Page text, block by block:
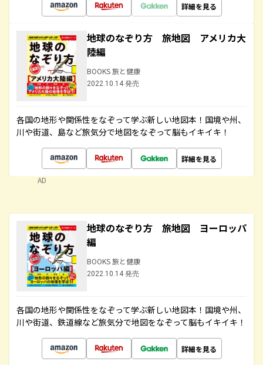
詳細を見る
地球のなぞり方 旅地図 アメリカ大
陸編
BOOKS 旅と健康
2022.10.14 発売
各国の地形や関係性をなぞって学ぶ新しい地図本！国境や州、
川や街道、島など旅気分で地図をなぞって脳もイキイキ！
詳細を見る
AD
地球のなぞり方 旅地図 ヨーロッパ
編
BOOKS 旅と健康
2022.10.14 発売
各国の地形や関係性をなぞって学ぶ新しい地図本！国境や州、
川や街道、鉄道線など旅気分で地図をなぞって脳もイキイキ！
詳細を見る